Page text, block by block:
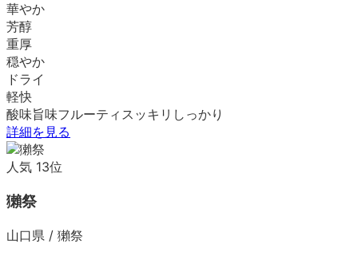
華やか
芳醇
重厚
穏やか
ドライ
軽快
酸味旨味フルーティ スッキリ しっかり
詳細を見る
人気 13位
獺祭
山口県 / 獺祭